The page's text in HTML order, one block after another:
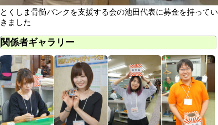
とくしま骨髄バンクを支援する会の池田代表に募金を持ってい
きました
関係者ギャラリー